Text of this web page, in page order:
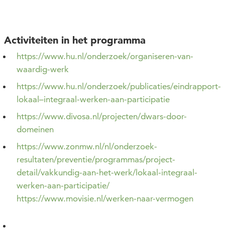
Activiteiten in het programma
https://www.hu.nl/onderzoek/organiseren-van-
waardig-werk
https://www.hu.nl/onderzoek/publicaties/eindrapport-
lokaal–integraal-werken-aan-participatie
https://www.divosa.nl/projecten/dwars-door-
domeinen
https://www.zonmw.nl/nl/onderzoek-
resultaten/preventie/programmas/project-
detail/vakkundig-aan-het-werk/lokaal-integraal-
werken-aan-participatie/
https://www.movisie.nl/werken-naar-vermogen